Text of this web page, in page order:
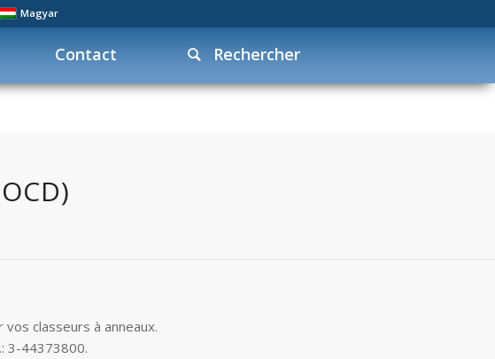
Magyar
Contact Rechercher
classeurs à anneaux.
3-44373800.